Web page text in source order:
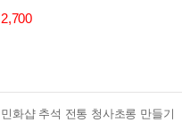
2,700
민화샵 추석 전통 청사초롱 만들기